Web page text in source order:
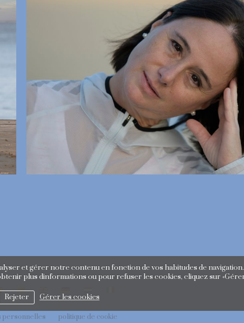
personnelles politique de cookie
et gérer notre contenu en fonction de vos habitudes de navigation.
plus dinformations ou pour refuser les cookies, cliquez sur
Rejeter Gérer les cookies